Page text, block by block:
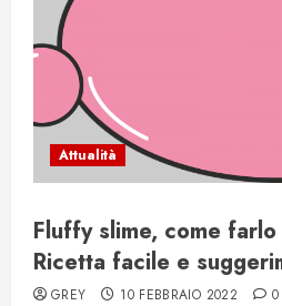
Attualità
Fluffy slime, come
Ricetta facile e
GREY 10 FEBBRAIO 2022 0